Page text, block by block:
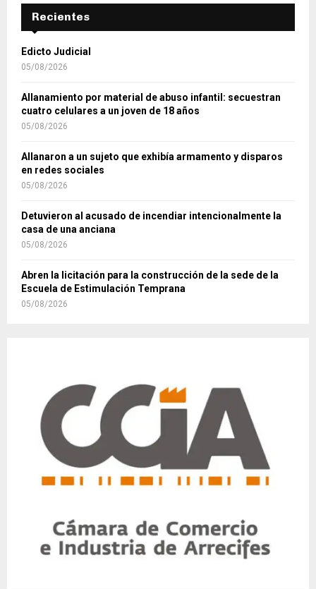
Recientes
Edicto Judicial
05/08/2026
Allanamiento por material de abuso infantil: secuestran
cuatro celulares a un joven de 18 años
05/08/2026
Allanaron a un sujeto que exhibía armamento y disparos
en redes sociales
05/08/2026
Detuvieron al acusado de incendiar intencionalmente la
casa de una anciana
05/08/2026
Abren la licitación para la construcción de la sede de la
Escuela de Estimulación Temprana
05/08/2026